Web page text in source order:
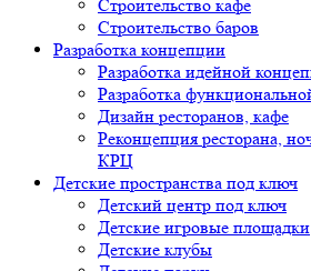
Строительство кафе
Строительство баров
Разработка концепции
Разработка идейной
Разработка
Дизайн ресторанов, кафе
Реконцепция ресторана,
КРЦ
Детские пространства под ключ
Детский центр под ключ
Детские игровые площадки
Детские клубы